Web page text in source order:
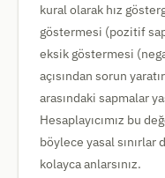
kural olarak hız
göstermesi (pozitif
eksik göstermesi
açısından sorun
arasındaki sapmalar
Hesaplayıcımız bu
böylece yasal sınırlar
kolayca anlarsınız.